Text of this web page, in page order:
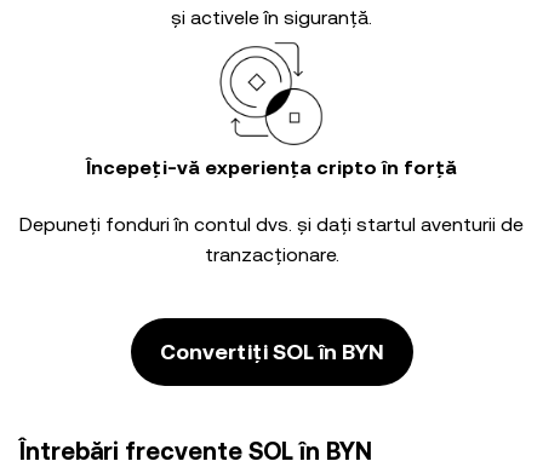
și activele în siguranță.
Începeți-vă experiența cripto în forță
Depuneți fonduri în contul dvs. și dați startul aventurii de
tranzacționare.
Convertiți SOL în BYN
Întrebări frecvente SOL în BYN